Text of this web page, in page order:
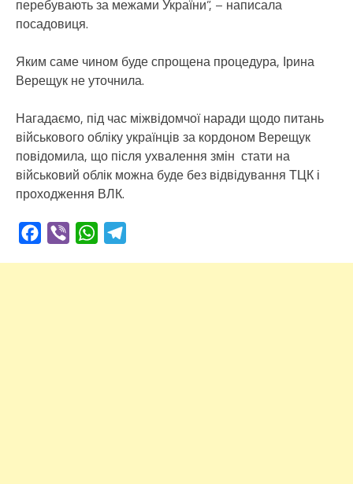
перебувають за межами України”, – написала
посадовиця.
Яким саме чином буде спрощена процедура, Ірина
Верещук не уточнила.
Нагадаємо, під час міжвідомчої наради щодо питань
військового обліку українців за кордоном Верещук
повідомила, що після ухвалення змін стати на
військовий облік можна буде без відвідування ТЦК і
проходження ВЛК.
Facebook
Viber WhatsApp